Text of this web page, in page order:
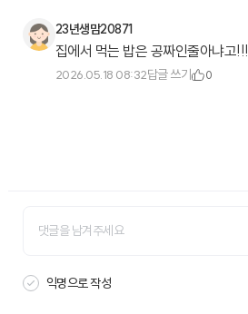
23년생맘20871
집에서 먹는 밥은 공짜인줄아냐고!!!
2026.05.18 08:32답글 쓰기 0
익명으로 작성